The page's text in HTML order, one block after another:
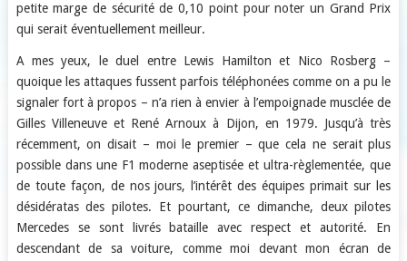
petite marge de sécurité de 0,10 point pour noter un Grand Prix
qui serait éventuellement meilleur.
A mes yeux, le duel entre Lewis Hamilton et Nico Rosberg –
quoique les attaques fussent parfois téléphonées comme on a pu le
signaler fort à propos – n’a rien à envier à l’empoignade musclée de
Gilles Villeneuve et René Arnoux à Dijon, en 1979. Jusqu’à très
récemment, on disait – moi le premier – que cela ne serait plus
possible dans une F1 moderne aseptisée et ultra-règlementée, que
de toute façon, de nos jours, l’intérêt des équipes primait sur les
désidératas des pilotes. Et pourtant, ce dimanche, deux pilotes
Mercedes se sont livrés bataille avec respect et autorité. En
descendant de sa voiture, comme moi devant mon écran de